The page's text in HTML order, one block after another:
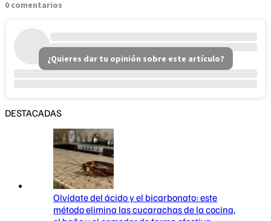
0 comentarios
¿Quieres dar tu opinión sobre este artículo?
DESTACADAS
Olvídate del ácido y el bicarbonato: este
método elimina las cucarachas de la cocina,